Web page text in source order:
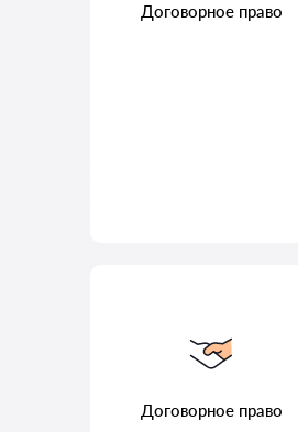
Договорное право
Договорное право